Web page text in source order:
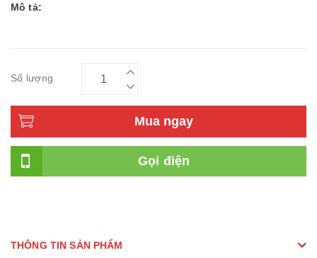
Mô tả:
Số lượng
Mua ngay
Gọi điện
THÔNG TIN SẢN PHẨM